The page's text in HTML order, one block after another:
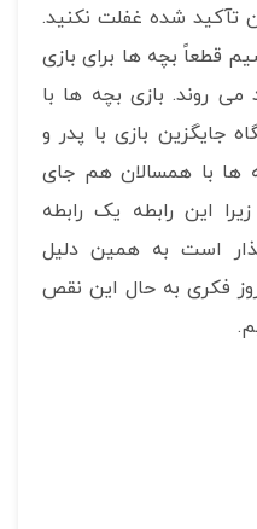
تآکید شده غفلت نکنید.
قطعاً بچه ها برای بازی
می روند. بازی بچه ها با
جایگزین بازی با پدر و
ها با همسالان هم جای
این رابطه یک رابطه
است به همین دلیل
فکری به حال این نقص